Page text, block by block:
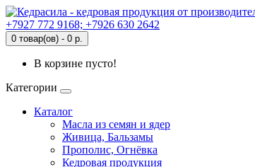
+7927 772 9168; +7926 630 2642
0 товар(ов) - 0 р.
В корзине пусто!
Категории
Каталог
Масла из семян и ядер
Живица, Бальзамы
Прополис, Огнёвка
Кедровая продукция